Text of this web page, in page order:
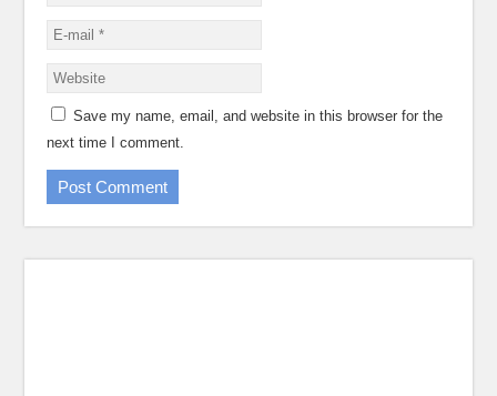
Save my name, email, and website in this browser for the
next time I comment.